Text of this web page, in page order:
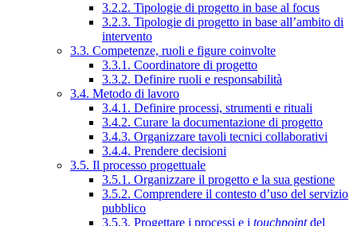
3.2.2. Tipologie di progetto in base al focus
3.2.3. Tipologie di progetto in base all’ambito di
intervento
3.3. Competenze, ruoli e figure coinvolte
3.3.1. Coordinatore di progetto
3.3.2. Definire ruoli e responsabilità
3.4. Metodo di lavoro
3.4.1. Definire processi, strumenti e rituali
3.4.2. Curare la documentazione di progetto
3.4.3. Organizzare tavoli tecnici collaborativi
3.4.4. Prendere decisioni
3.5. Il processo progettuale
3.5.1. Organizzare il progetto e la sua gestione
3.5.2. Comprendere il contesto d’uso del servizio
pubblico
3.5.3. Progettare i processi e i touchpointdel